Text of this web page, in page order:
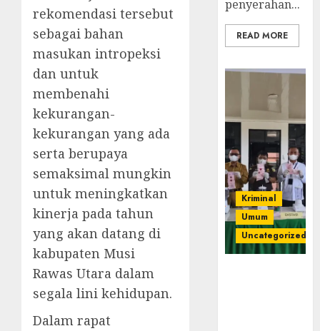
rekomendasi tersebut
sebagai bahan
masukan intropeksi
dan untuk
membenahi
kekurangan-
kekurangan yang ada
serta berupaya
semaksimal mungkin
untuk meningkatkan
kinerja pada tahun
yang akan datang di
kabupaten Musi
Rawas Utara dalam
segala lini kehidupan.
Dalam rapat
penyerahan...
READ MORE
Kriminal
Umum
Uncategorized